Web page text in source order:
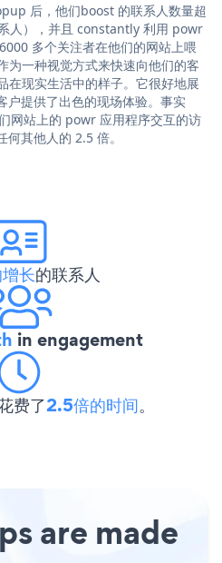
后，他们boost 的联系人数量超
人），并且 constantly 利用 powr
多个关注者在他们的网站上喂
一种视觉方式来快速向他们的客
在现实生活中的样子。它很好地展
户提供了出色的现场体验。事实
网站上的 powr 应用程序交互的访
其他人的 2.5 倍。
长的联系人
in engagement
费了2.5倍的时间。
are made